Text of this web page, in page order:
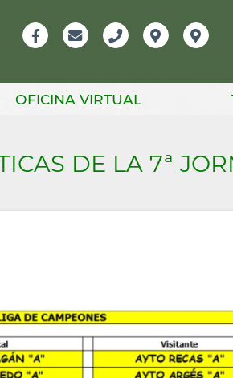
Información
OFICINA VIRTUAL
DE LA 7ª